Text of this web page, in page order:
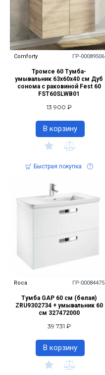
Comforty ГР-00089506
Тромсе 60 Тумба-
умывальник 63х60х40 см Дуб
сонома с раковиной Fest 60
FST60SLWB01
13 900 ₽
В корзину
Быстрая покупка
Roca ГР-00084475
Тумба GAP 60 см (белая)
ZRU9302734 + умывальник 60
см 327472000
39 731 ₽
В корзину